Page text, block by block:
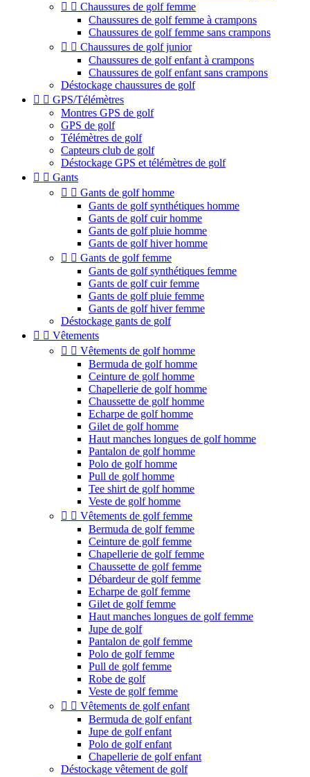
  Chaussures de golf femme
Chaussures de golf femme à crampons
Chaussures de golf femme sans crampons
  Chaussures de golf junior
Chaussures de golf enfant à crampons
Chaussures de golf enfant sans crampons
Déstockage chaussures de golf
  GPS/Télémètres
Montres GPS de golf
GPS de golf
Télémètres de golf
Capteurs club de golf
Déstockage GPS et télémètres de golf
  Gants
  Gants de golf homme
Gants de golf synthétiques homme
Gants de golf cuir homme
Gants de golf pluie homme
Gants de golf hiver homme
  Gants de golf femme
Gants de golf synthétiques femme
Gants de golf cuir femme
Gants de golf pluie femme
Gants de golf hiver femme
Déstockage gants de golf
  Vêtements
  Vêtements de golf homme
Bermuda de golf homme
Ceinture de golf homme
Chapellerie de golf homme
Chaussette de golf homme
Echarpe de golf homme
Gilet de golf homme
Haut manches longues de golf homme
Pantalon de golf homme
Polo de golf homme
Pull de golf homme
Tee shirt de golf homme
Veste de golf homme
  Vêtements de golf femme
Bermuda de golf femme
Ceinture de golf femme
Chapellerie de golf femme
Chaussette de golf femme
Débardeur de golf femme
Echarpe de golf femme
Gilet de golf femme
Haut manches longues de golf femme
Jupe de golf
Pantalon de golf femme
Polo de golf femme
Pull de golf femme
Robe de golf
Veste de golf femme
  Vêtements de golf enfant
Bermuda de golf enfant
Jupe de golf enfant
Polo de golf enfant
Chapellerie de golf enfant
Déstockage vêtement de golf